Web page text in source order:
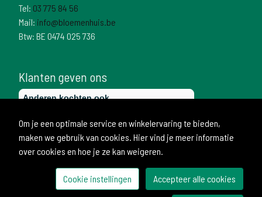
Tel: 03 775 84 56
Mail: info@bloemenhuis.be
Btw: BE 0474 025 736
Klanten geven ons
Om je een optimale service en winkelervaring te bieden,
maken we gebruik van cookies. Hier vind je meer informatie
over cookies en hoe je ze kan weigeren.
Cookie instellingen Accepteer alle cookies